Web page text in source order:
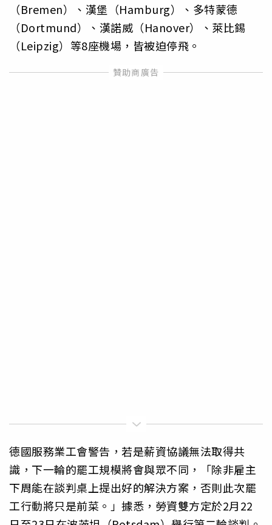
（Bremen）、漢堡（Hamburg）、多特蒙德
（Dortmund）、漢諾威（Hanover）、萊比錫
（Leipzig）等8座機場，皆被迫停飛。
德國服務業工會警告，若是薪資協議無法取得共
識，下一輪的罷工規模將會與眾不同，「除非雇主
下周能在談判桌上提出好的解決方案，否則此次罷
工行動將只是前菜。」據悉，勞資雙方定於2月22